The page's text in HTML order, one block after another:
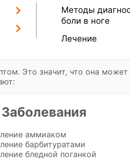
Методы
боли в ноге
Лечение
Это значит, что она
Заболевания
аммиаком
барбитуратами
бледной поганкой